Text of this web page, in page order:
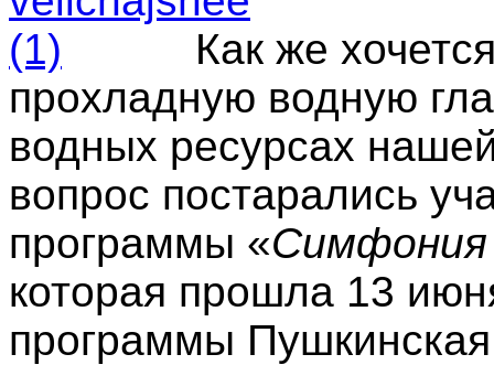
Как же
прохладную водную
водных ресурсах
вопрос постарались
программы «
которая прошла 13
программы